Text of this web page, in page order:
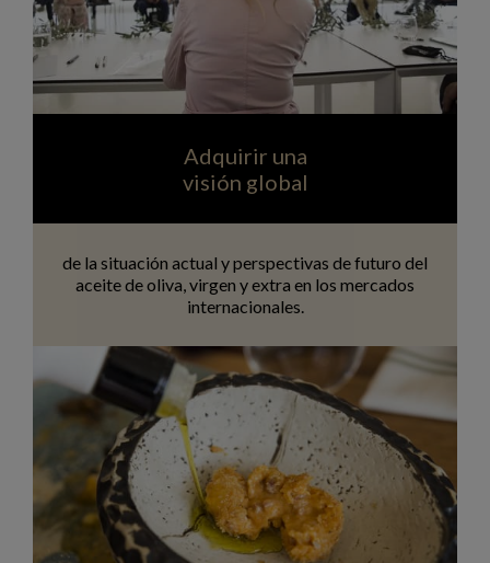
Adquirir una
visión global
de la situación actual y perspectivas de futuro del
aceite de oliva, virgen y extra en los mercados
internacionales.